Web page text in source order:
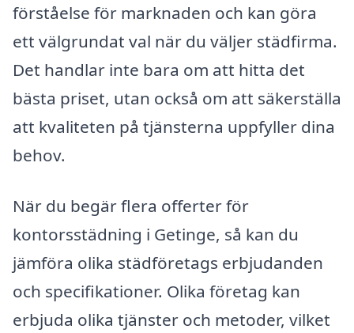
förståelse för marknaden och kan göra
ett välgrundat val när du väljer städfirma.
Det handlar inte bara om att hitta det
bästa priset, utan också om att säkerställa
att kvaliteten på tjänsterna uppfyller dina
behov.
När du begär flera offerter för
kontorsstädning i Getinge, så kan du
jämföra olika städföretags erbjudanden
och specifikationer. Olika företag kan
erbjuda olika tjänster och metoder, vilket